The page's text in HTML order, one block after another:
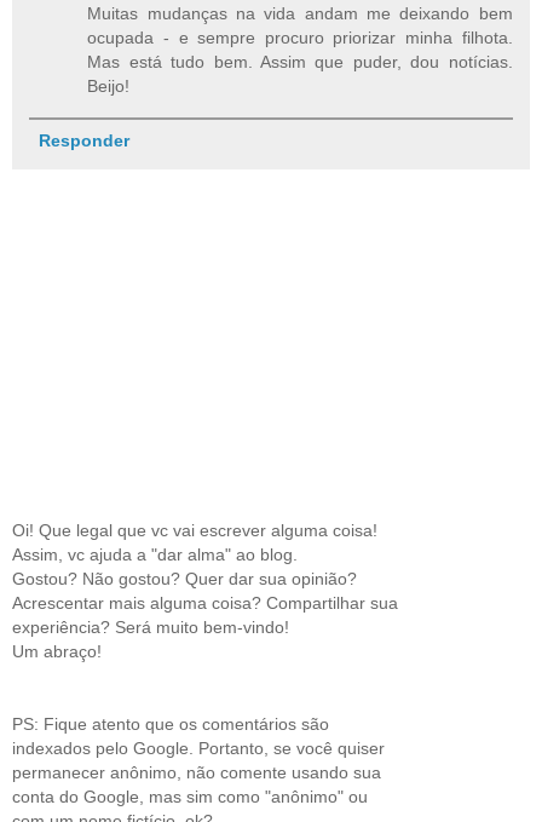
Muitas mudanças na vida andam me deixando bem
ocupada - e sempre procuro priorizar minha filhota.
Mas está tudo bem. Assim que puder, dou notícias.
Beijo!
Responder
Oi! Que legal que vc vai escrever alguma coisa!
Assim, vc ajuda a "dar alma" ao blog.
Gostou? Não gostou? Quer dar sua opinião?
Acrescentar mais alguma coisa? Compartilhar sua
experiência? Será muito bem-vindo!
Um abraço!
PS: Fique atento que os comentários são
indexados pelo Google. Portanto, se você quiser
permanecer anônimo, não comente usando sua
conta do Google, mas sim como "anônimo" ou